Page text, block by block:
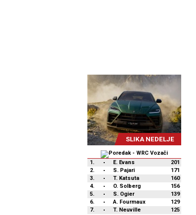
SLIKA NEDELJE
1. E. Evans
201
2.
S. Pajari
171
3.
T. Katsuta
160
4.
O. Solberg
156
5.
S. Ogier
139
6.
A. Fourmaux
129
7.
T. Neuville
125